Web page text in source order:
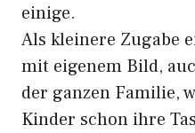
einige.
Als kleinere Zugabe
mit eigenem Bild,
der ganzen Familie,
Kinder schon ihre